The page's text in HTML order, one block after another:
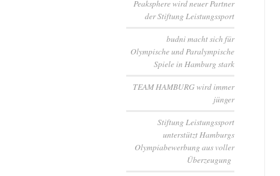
Peaksphere wird neuer Partner
der Stiftung Leistungssport
budni macht sich für
Olympische und Paralympische
Spiele in Hamburg stark
TEAM HAMBURG wird immer
jünger
Stiftung Leistungssport
unterstützt Hamburgs
Olympiabewerbung aus voller
Überzeugung